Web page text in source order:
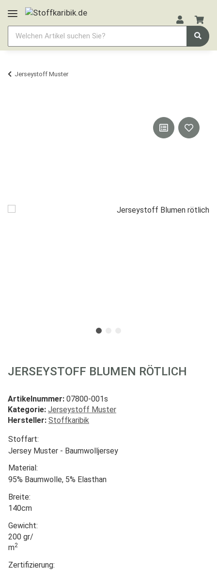
Jerseystoff Muster
JERSEYSTOFF BLUMEN RÖTLICH
Artikelnummer: 07800-001s
Kategorie: Jerseystoff Muster
Hersteller: Stoffkaribik
Stoffart:
Jersey Muster - Baumwolljersey
Material:
95% Baumwolle, 5% Elasthan
Breite:
140cm
Gewicht:
200 gr/
m2
Zertifizierung: